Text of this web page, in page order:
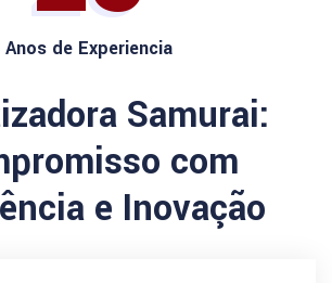
Anos de Experiencia
Samurai:
com
e Inovação